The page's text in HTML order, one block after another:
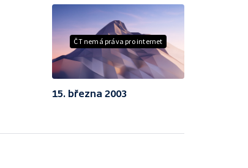
ČT nemá práva pro internet
15. března 2003